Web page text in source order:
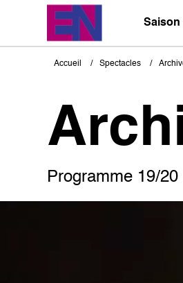
Saison
Fil
Accueil Spectacles
Programme 19/20